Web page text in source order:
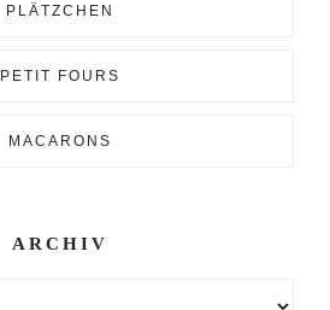
PLÄTZCHEN
PETIT FOURS
MACARONS
ARCHIV